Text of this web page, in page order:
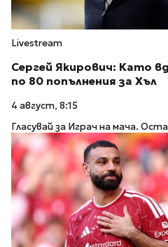
Livestream
Сергей Якирович: Като
по 80 попълнения за Хъл
4 август, 8:15
Гласувай за Играч на мача.